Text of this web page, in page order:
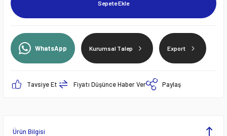
Sepete Ekle
WhatsApp Kurumsal Talep Export
Tavsiye Et Fiyatı Düşünce Haber Ver Paylaş
Ürün Bilgisi